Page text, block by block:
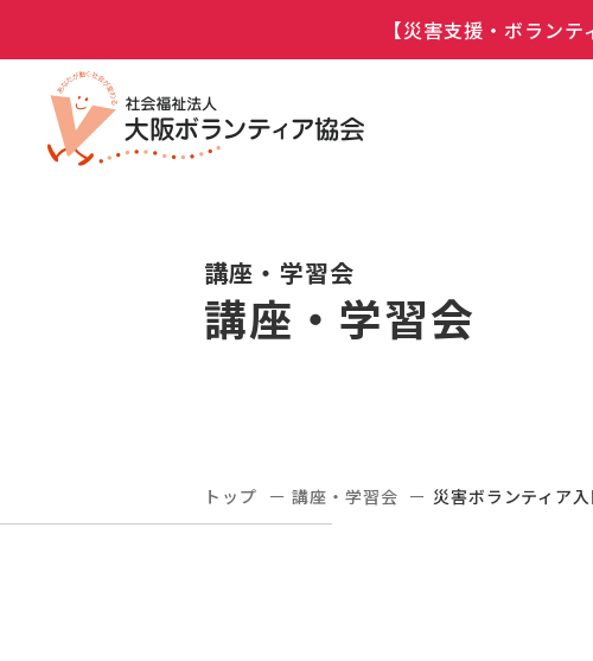
【災害支援・ボラン
講座・学習会
講座・学習会
トップ 講座・学習会 災害ボランティア